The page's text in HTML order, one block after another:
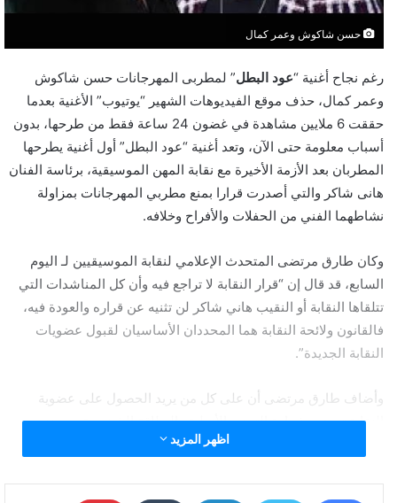
حسن شاكوش وعمر كمال
رغم نجاح أغنية “عود البطل” لمطربى المهرجانات حسن شاكوش
وعمر كمال، حذف موقع الفيديوهات الشهير “يوتيوب” الأغنية بعدما
حققت 6 ملايين مشاهدة في غضون 24 ساعة فقط من طرحها، بدون
أسباب معلومة حتى الآن، وتعد أغنية “عود البطل” أول أغنية يطرحها
المطربان بعد الأزمة الأخيرة مع نقابة المهن الموسيقية، برئاسة الفنان
هانى شاكر والتي أصدرت قرارا بمنع مطربي المهرجانات بمزاولة
نشاطهما الفني من الحفلات والأفراح وخلافه.
وكان طارق مرتضى المتحدث الإعلامي لنقابة الموسيقيين لـ اليوم
السابع، قد قال إن “قرار النقابة لا تراجع فيه وأن كل المناشدات التي
تتلقاها النقابة أو النقيب هاني شاكر لن تثنيه عن قراره والعودة فيه،
فالقانون ولائحة النقابة هما المحددان الأساسيان لقبول عضويات
النقابة الجديدة”.
وأضاف طارق مرتضى أن على كل من يريد الحصول على عضوية
النقابة تحضير شهادة التجنيد الأصلية والبطاقة الشخصية ومستند
المؤهل و 4 صور شخصية ودفع الرسوم الخاصة باختبارات النقابة، وبعد
إجازة الصوت للغناء تأتي مرحلة السلوك وهي المرحلة الأهم فلا تقبل
اظهر المزيد